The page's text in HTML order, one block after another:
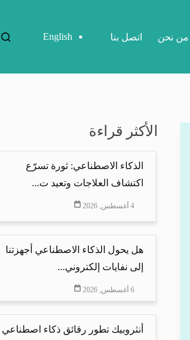
من نحن اتصل بنا English
الأكثر قراءة
الذكاء الاصطناعي: ثورة تسرّع
اكتشاف العلاجات وتعيد ت...
4 أغسطس, 2026
هل يحول الذكاء الاصطناعي أجهزتنا
إلى نفايات إلكتروني...
6 أغسطس, 2026
أنثروبيك تطور رقائق ذكاء اصطناعي